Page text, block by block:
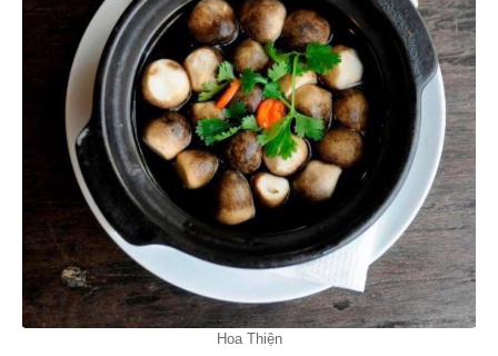
Hoa Thiện